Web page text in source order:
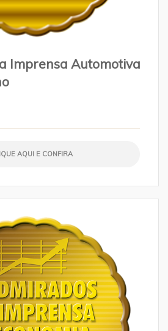
Imprensa Automotiva
AQUI E CONFIRA